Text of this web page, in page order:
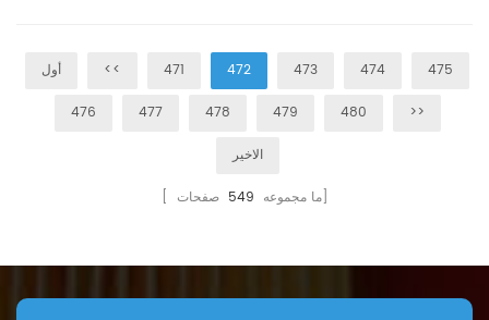
أول << 471 472 473 474 475
476 477 478 479 480 >>
الاخير
[ ما مجموعه 549 صفحات]